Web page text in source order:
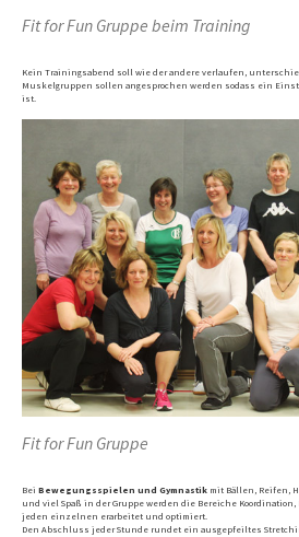
Fit for Fun Gruppe beim Training
Kein Trainingsabend soll wie der andere verlaufen,
Muskelgruppen sollen angesprochen werden sodass ein
ist.
Fit for Fun Gruppe
Bei Bewegungsspielen und Gymnastik mit Bällen, Reifen,
und viel Spaß in der Gruppe werden die Bereiche
jeden einzelnen erarbeitet und optimiert.
Den Abschluss jeder Stunde rundet ein ausgepfeiltes